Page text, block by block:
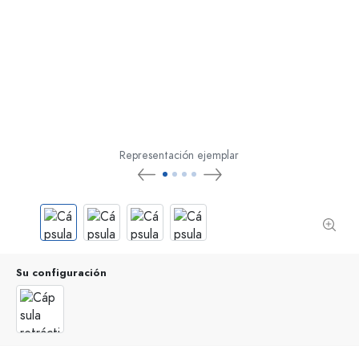
Representación ejemplar
Su configuración